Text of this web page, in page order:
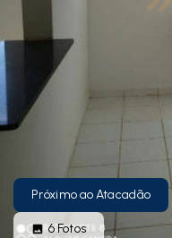
Próximo ao Atacadão
6Fotos